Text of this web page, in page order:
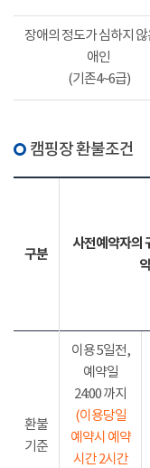
장애의 정도가 심하지 않
애인
(기존4~6급)
캠핑장 환불조건
구분
사전예약자의
환불
기준
이용 5일전,
예약일
24:00 까지
(이용당일
예약시 예약
시간 2시간